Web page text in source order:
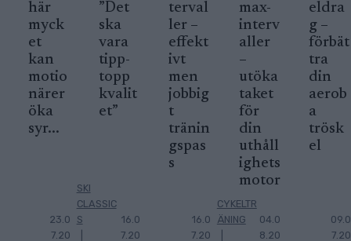
här
myck
et
kan
motio
närer
öka
syr...
23.0
7.20
”Det
ska
vara
tipp-
topp
kvalit
et”
SKI
CLASSIC
S
16.0
7.20
terval
ler –
effekt
ivt
men
jobbig
t
tränin
gspas
s
16.0
7.20
max-
interv
aller
–
utöka
taket
för
din
uthåll
ighets
motor
CYKELTR
ÄNING
04.0
8.20
eldra
g –
förbät
tra
din
aerob
a
trösk
el
09.0
7.20